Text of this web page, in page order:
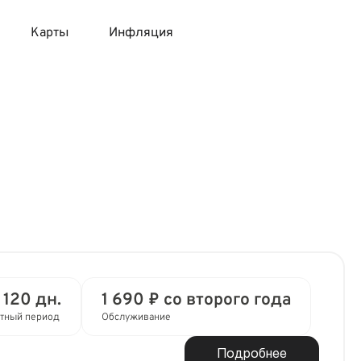
Карты
без посещения банка
Инфляция
дн.
период
1 690 ₽ со второго года
Обслуживание
Подробнее